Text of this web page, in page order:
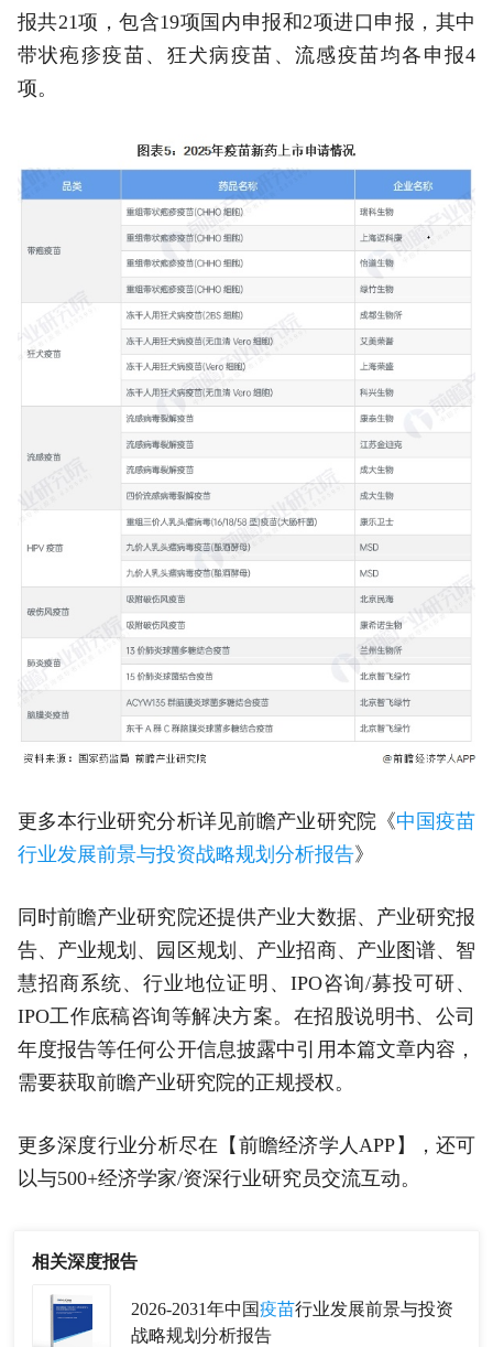
报共21项，包含19项国内申报和2项进口申报，其中
带状疱疹疫苗、狂犬病疫苗、流感疫苗均各申报4
项。
更多本行业研究分析详见前瞻产业研究院《中国疫苗
行业发展前景与投资战略规划分析报告》
同时前瞻产业研究院还提供产业大数据、产业研究报
告、产业规划、园区规划、产业招商、产业图谱、智
慧招商系统、行业地位证明、IPO咨询/募投可研、
IPO工作底稿咨询等解决方案。在招股说明书、公司
年度报告等任何公开信息披露中引用本篇文章内容，
需要获取前瞻产业研究院的正规授权。
更多深度行业分析尽在【前瞻经济学人APP】，还可
以与500+经济学家/资深行业研究员交流互动。
相关深度报告
2026-2031年中国疫苗行业发展前景与投资
战略规划分析报告